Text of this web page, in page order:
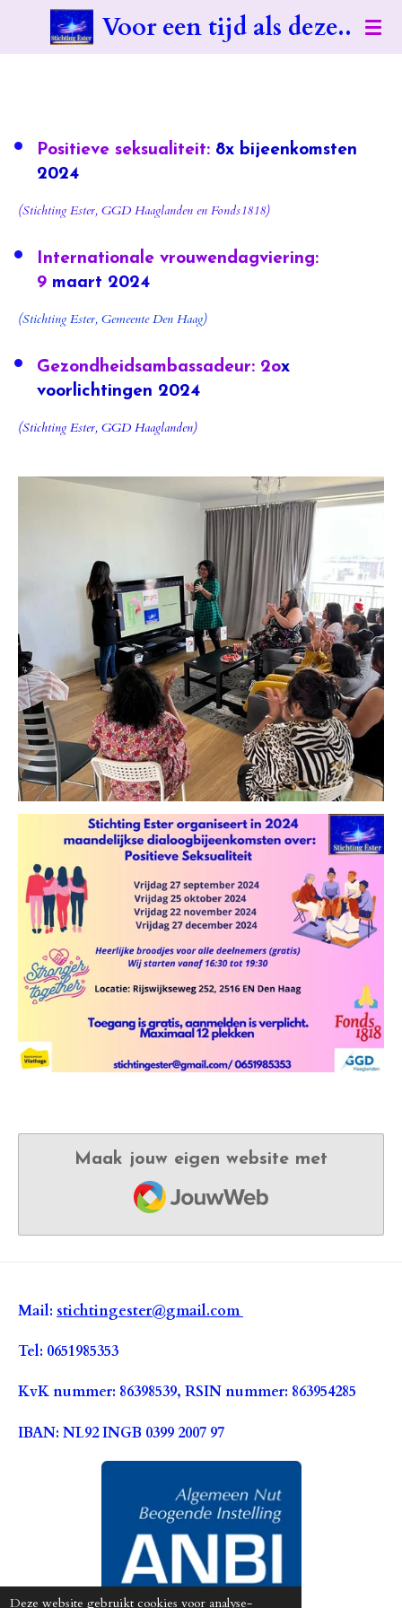
Deze website gebruikt cookies voor analyse-
Voor een tijd als deze..
Positieve seksualiteit: 8x bijeenkomsten
2024
(Stichting Ester, GGD Haaglanden en Fonds1818)
Internationale vrouwendagviering:
9 maart 2024
(Stichting Ester, Gemeente Den Haag)
Gezondheidsambassadeur: 2ox
voorlichtingen 2024
(Stichting Ester, GGD Haaglanden)
Maak jouw eigen website met
JouwWeb
Mail: stichtingester@gmail.com
Tel: 0651985353
KvK nummer: 86398539, RSIN nummer: 863954285
IBAN: NL92 INGB 0399 2007 97